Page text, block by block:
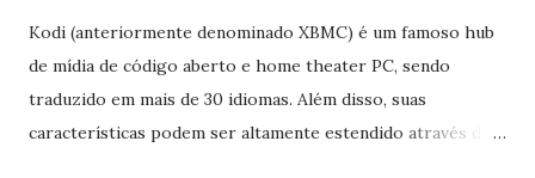
Kodi (anteriormente denominado XBMC) é um famoso hub
de mídia de código aberto e home theater PC, sendo
traduzido em mais de 30 idiomas. Além disso, suas
características podem ser altamente estendido através de